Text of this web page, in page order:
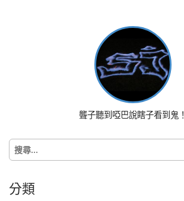
i
o
n
聾子聽到啞巴說瞎子看到鬼！
搜
尋
字:
分類